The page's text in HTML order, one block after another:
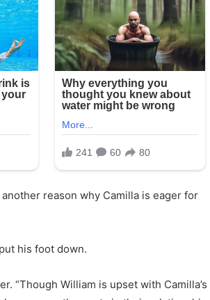
another reason why Camilla is eager for
his foot down.
“Though William is upset with Camilla’s